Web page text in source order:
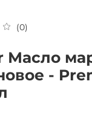
(0)
Масло
-